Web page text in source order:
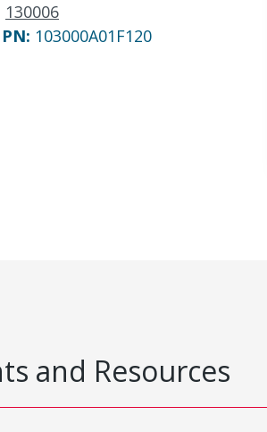
130006
103000A01F120
and Resources